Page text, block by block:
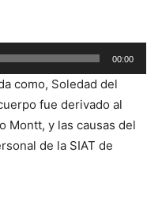
00:00
como, Soledad del
fue derivado al
Montt, y las causas del
de la SIAT de